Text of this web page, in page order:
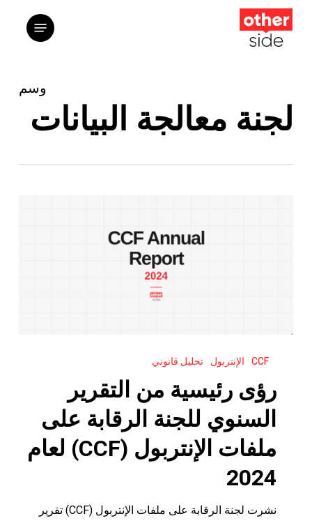
القائمة
وسم
لجنة معالجة البيانات
رئيسية
التقرير
السنوي
الرقابة
على
الإنتربول
CCF الإنتربول تحليل قانوني
رؤى رئيسية من التقرير
السنوي للجنة الرقابة على
ملفات الإنتربول (CCF) لعام
2024
نشرت لجنة الرقابة على ملفات الإنتربول (CCF) تقرير